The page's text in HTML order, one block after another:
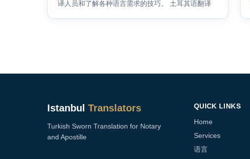
译人员和了解各种语言需求的技巧。 土耳其语翻译
Istanbul Translators
Turkish Sworn Translation for Notary
and Apostille
QUICK LINKS
Home
Services
语言